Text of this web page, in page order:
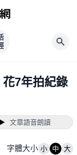
7年拍紀錄
文章語音朗讀
字體大小 小 中 大